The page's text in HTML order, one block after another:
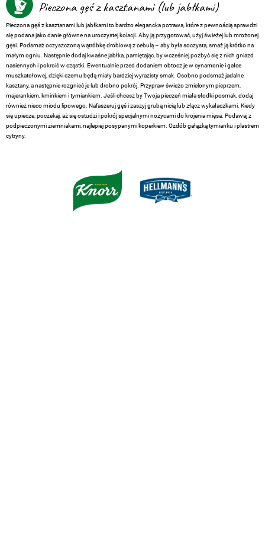
Pieczona gęś z kasztanami (lub jabłkami)
Pieczona gęś z kasztanami lub jabłkami to bardzo elegancka potrawa, które z pewnością sprawdzi
się podana jako danie główne na uroczystej kolacji. Aby ją przygotować, użyj świeżej lub mrożonej
gęsi. Podsmaż oczyszczoną wątróbkę drobiową z cebulą – aby była soczysta, smaż ją krótko na
małym ogniu. Następnie dodaj kwaśne jabłka, pamiętając, by wcześniej pozbyć się z nich gniazd
nasiennych i pokroić w cząstki. Ewentualnie przed dodaniem obtocz je w cynamonie i gałce
muszkatołowej, dzięki czemu będą miały bardziej wyrazisty smak. Osobno podsmaż jadalne
kasztany, a następnie rozgnieć je lub drobno pokrój. Przypraw świeżo zmielonym pieprzem,
majerankiem, kminkiem i tymiankiem. Jeśli chcesz by Twoja pieczeń miała słodki posmak, dodaj
również nieco miodu lipowego. Nafaszeruj gęś i zaszyj grubą nicią lub złącz wykałaczkami. Kiedy
się upiecze, poczekaj, aż się ostudzi i pokrój specjalnymi nożycami do krojenia mięsa. Podawaj z
podpieczonymi ziemniakami, najlepiej posypanymi koperkiem. Ozdób gałązką tymianku i plastrem
cytryny.